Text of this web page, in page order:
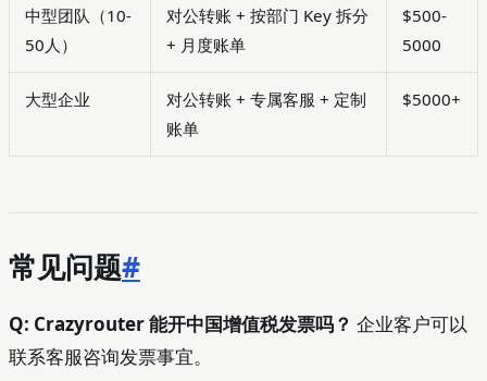
中型团队（10-
50人）
对公转账 + 按部门 Key 拆分
+ 月度账单
$500-
5000
大型企业
对公转账 + 专属客服 + 定制
账单
$5000+
常见问题#
Q: Crazyrouter 能开中国增值税发票吗？ 企业客户可以
联系客服咨询发票事宜。